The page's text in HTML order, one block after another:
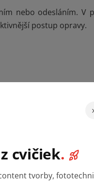
nebo odesláním. V
postup opravy.
nechat si je
cvičiek.
tvorby,